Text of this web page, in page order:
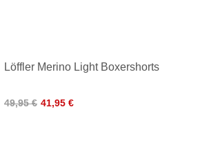
Löffler Merino Light Boxershorts
49,95 € 41,95 €